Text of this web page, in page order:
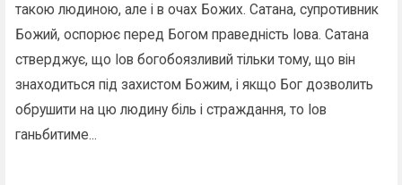
такою людиною, але і в очах Божих. Сатана, супротивник
Божий, оспорює перед Богом праведність Іова. Сатана
стверджує, що Іов богобоязливий тільки тому, що він
знаходиться під захистом Божим, і якщо Бог дозволить
обрушити на цю людину біль і страждання, то Іов
ганьбитиме...